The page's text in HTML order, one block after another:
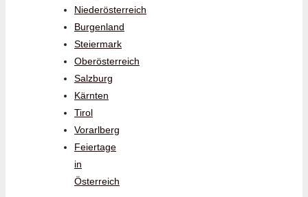
Niederösterreich
Burgenland
Steiermark
Oberösterreich
Salzburg
Kärnten
Tirol
Vorarlberg
Feiertage
in
Österreich